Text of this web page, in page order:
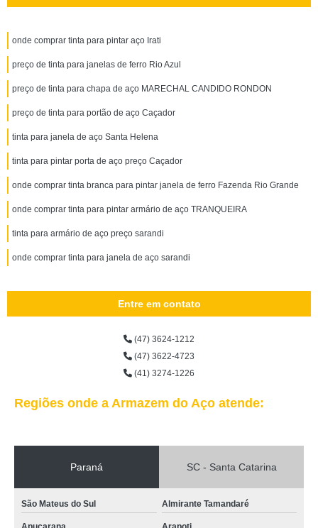
onde comprar tinta para pintar aço Irati
preço de tinta para janelas de ferro Rio Azul
preço de tinta para chapa de aço MARECHAL CANDIDO RONDON
preço de tinta para portão de aço Caçador
tinta para janela de aço Santa Helena
tinta para pintar porta de aço preço Caçador
onde comprar tinta branca para pintar janela de ferro Fazenda Rio Grande
onde comprar tinta para pintar armário de aço TRANQUEIRA
tinta para armário de aço preço sarandi
onde comprar tinta para janela de aço sarandi
Entre em contato
(47) 3624-1212
(47) 3622-4723
(41) 3274-1226
Regiões onde a Armazem do Aço atende:
Paraná SC - Santa Catarina
São Mateus do Sul Almirante Tamandaré